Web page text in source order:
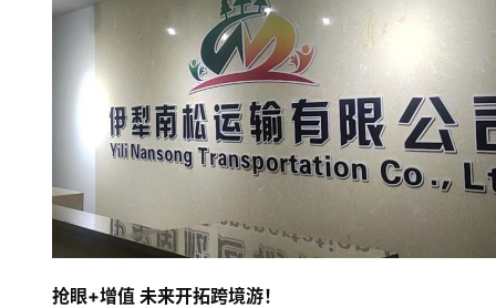
抢眼+增值 未来开拓跨境游！